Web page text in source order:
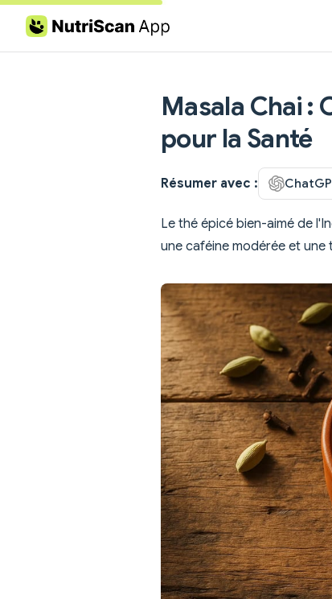
Skip to content
Masala Chai :
pour la Santé
Résumer avec :
Le thé épicé bien-aimé de
une caféine modérée et